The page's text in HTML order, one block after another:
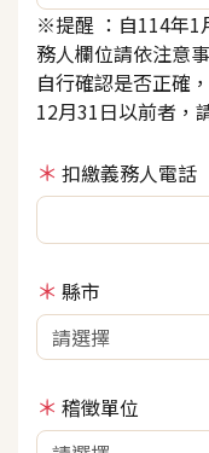
※提醒 ：自114年1
務人欄位請依注意
自行確認是否正確
12月31日以前者，
扣繳義務人電話
縣市
稽徵單位